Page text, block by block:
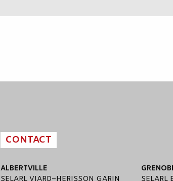
CONTACT
ALBERTVILLE